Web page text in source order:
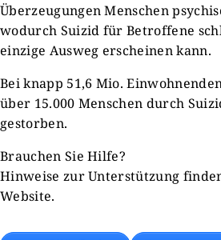
Überzeugungen Menschen
wodurch Suizid für Betroffene
einzige Ausweg erscheinen kann.
Bei knapp 51,6 Mio.
über 15.000 Menschen durch
gestorben.
Brauchen Sie Hilfe?
Hinweise zur Unterstützung
Website.